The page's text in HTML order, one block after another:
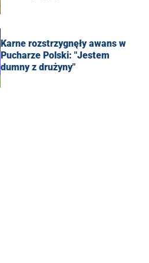
Karne rozstrzygnęły awans w
Pucharze Polski: "Jestem
dumny z drużyny"